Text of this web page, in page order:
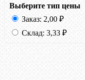
Выберите тип цены
Заказ: 2,00 ₽
Склад: 3,33 ₽